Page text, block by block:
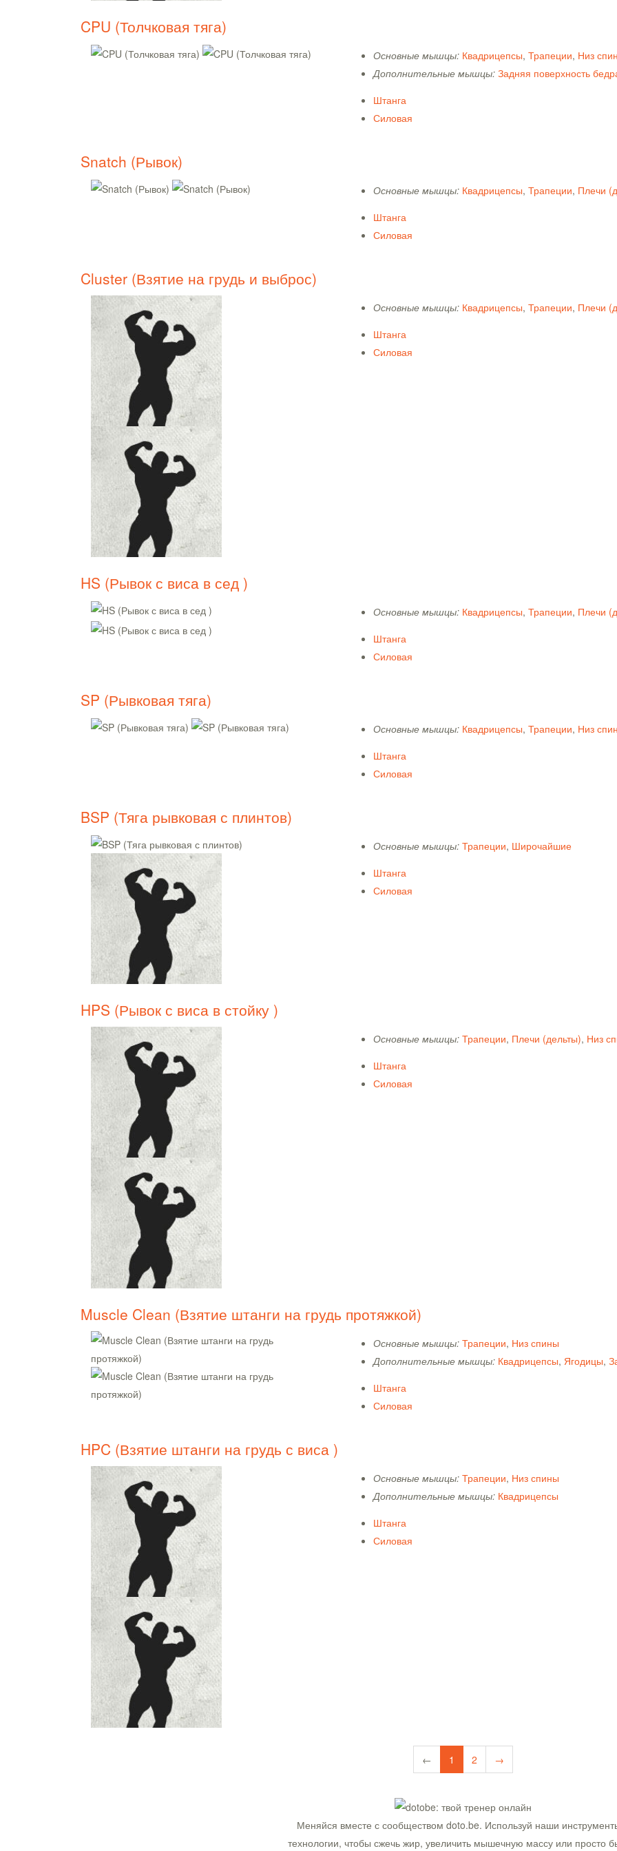
CPU (Толчковая тяга)
Основные мышцы: Квадрицепсы, Трапеции, Низ
Дополнительные мышцы: Задняя поверхность
Штанга
Силовая
Snatch (Рывок)
Основные мышцы: Квадрицепсы, Трапеции, Плечи
Штанга
Силовая
Cluster (Взятие на грудь и выброс)
Основные мышцы: Квадрицепсы, Трапеции, Плечи
Штанга
Силовая
HS (Рывок с виса в сед )
Основные мышцы: Квадрицепсы, Трапеции, Плечи
Штанга
Силовая
SP (Рывковая тяга)
Основные мышцы: Квадрицепсы, Трапеции, Низ
Штанга
Силовая
BSP (Тяга рывковая с плинтов)
Основные мышцы: Трапеции, Широчайшие
Штанга
Силовая
HPS (Рывок с виса в стойку )
Основные мышцы: Трапеции, Плечи (дельты), Низ
Штанга
Силовая
Muscle Clean (Взятие штанги на грудь протяжкой)
Основные мышцы: Трапеции, Низ спины
Дополнительные мышцы: Квадрицепсы, Ягодицы,
Штанга
Силовая
HPC (Взятие штанги на грудь с виса )
Основные мышцы: Трапеции, Низ спины
Дополнительные мышцы: Квадрицепсы
Штанга
Силовая
← 1 2 →
Меняйся вместе с сообществом doto.be. Используй наши
технологии, чтобы сжечь жир, увеличить мышечную массу или просто